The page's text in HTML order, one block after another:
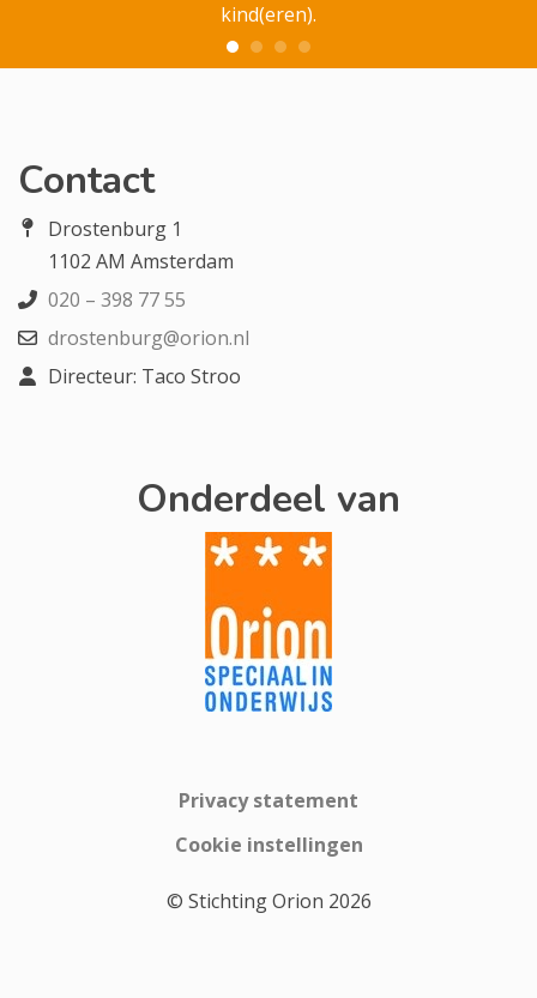
kind(eren).
Contact
Drostenburg 1
1102 AM Amsterdam
020 – 398 77 55
drostenburg@orion.nl
Directeur: Taco Stroo
Onderdeel van
Privacy statement
Cookie instellingen
© Stichting Orion 2026